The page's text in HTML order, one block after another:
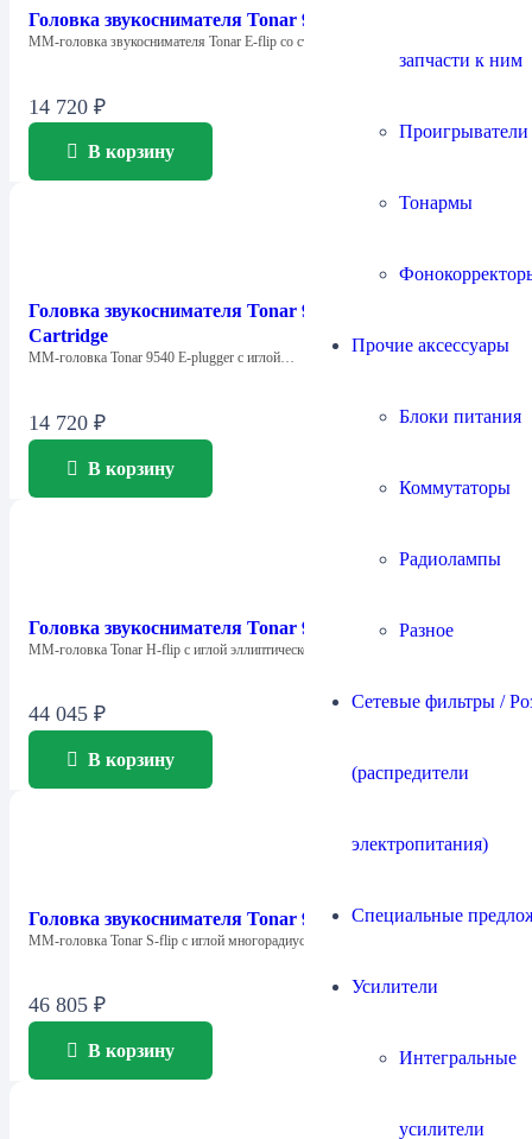
запчасти к ним
Тонармы
Прочие аксессуары
Блоки питания
Коммутаторы
Радиолампы
Разное
Сетевые фильтры /
(распредители
электропитания)
Специальные
Усилители
Интегральные
усилители
Головка звукоснимателя Tonar 9513 E-Flip
ММ-головка звукоснимателя Tonar E-flip со стандартным…
14 720 ₽
В корзину
Головка звукоснимателя Tonar 9540 T4P E Plugger
Cartridge
ММ-головка Tonar 9540 E-plugger с иглой…
14 720 ₽
В корзину
Головка звукоснимателя Tonar 9583 H-flip
ММ-головка Tonar H-flip с иглой эллиптического…
44 045 ₽
В корзину
Головка звукоснимателя Tonar 9586 S-flip
ММ-головка Tonar S-flip с иглой многорадиусного…
46 805 ₽
В корзину